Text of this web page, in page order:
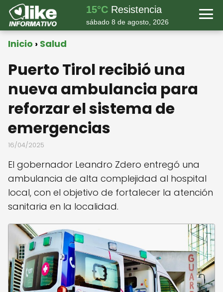
15°C Resistencia
sábado 8 de agosto, 2026
Inicio Salud
Puerto Tirol recibió una
nueva ambulancia para
reforzar el sistema de
emergencias
16/04/2025
El gobernador Leandro Zdero entregó una
ambulancia de alta complejidad al hospital
local, con el objetivo de fortalecer la atención
sanitaria en la localidad.